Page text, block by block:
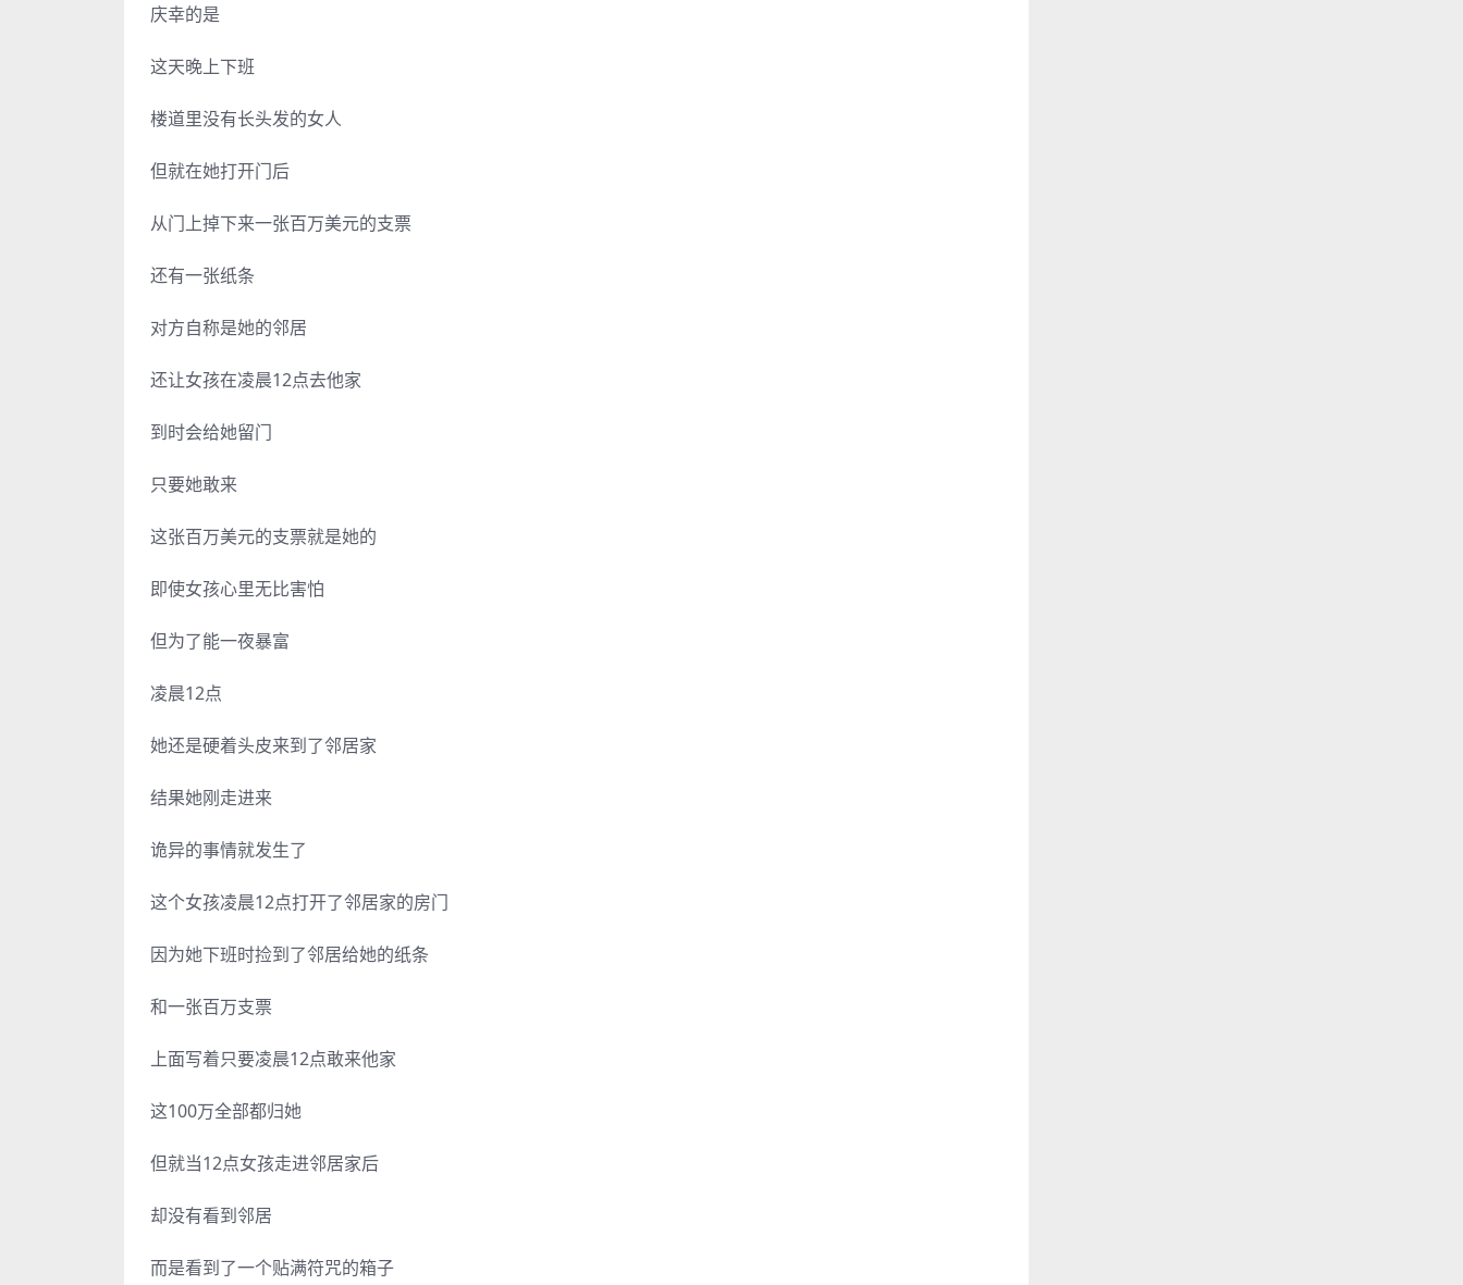
庆幸的是
这天晚上下班
楼道里没有长头发的女人
但就在她打开门后
从门上掉下来一张百万美元的支票
还有一张纸条
对方自称是她的邻居
还让女孩在凌晨12点去他家
到时会给她留门
只要她敢来
这张百万美元的支票就是她的
即使女孩心里无比害怕
但为了能一夜暴富
凌晨12点
她还是硬着头皮来到了邻居家
结果她刚走进来
诡异的事情就发生了
这个女孩凌晨12点打开了邻居家的房门
因为她下班时捡到了邻居给她的纸条
和一张百万支票
上面写着只要凌晨12点敢来他家
这100万全部都归她
但就当12点女孩走进邻居家后
却没有看到邻居
而是看到了一个贴满符咒的箱子